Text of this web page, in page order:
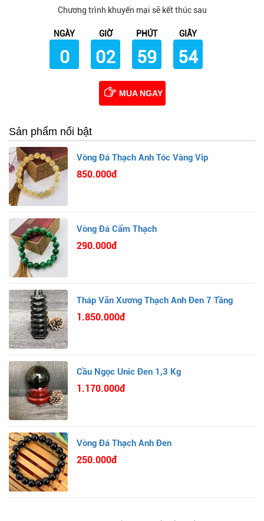
Chương trình khuyến mại sẽ kết thúc sau
NGÀY
0
GIỜ
02
PHÚT
59
GIÂY
53
MUA NGAY
Sản phẩm nổi bật
Vòng Đá Thạch Anh Tóc Vàng Vip
850.000đ
Vòng Đá Cẩm Thạch
290.000đ
Tháp Văn Xương Thạch Anh Đen 7 Tầng
1.850.000đ
Cầu Ngọc Unic Đen 1,3 Kg
1.170.000đ
Vòng Đá Thạch Anh Đen
250.000đ